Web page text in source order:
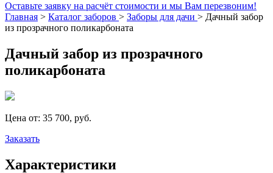
Оставьте заявку на расчёт стоимости и мы Вам перезвоним!
Главная > Каталог заборов > Заборы для дачи > Дачный забор
из прозрачного поликарбоната
Дачный забор из прозрачного
поликарбоната
Цена от: 35 700, руб.
Заказать
Характеристики